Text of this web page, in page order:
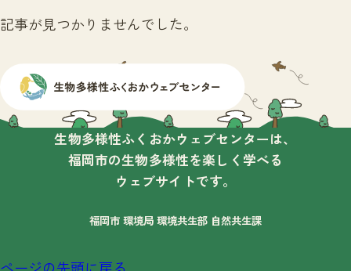
記事が見つかりませんでした。
生物多様性ふくおかウェブセンターは、
福岡市の生物多様性を楽しく学べる
ウェブサイトです。
福岡市 環境局 環境共生部 自然共生課